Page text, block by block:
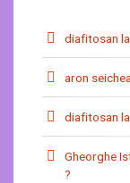
diafitosan la
aron seichea
diafitosan la
Gheorghe
?